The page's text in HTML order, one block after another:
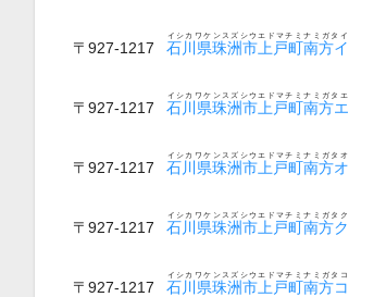
〒927-1217 石川県珠洲市上戸町南方イ
イシカワケンスズシウエドマチミナミガタイ
〒927-1217 石川県珠洲市上戸町南方エ
イシカワケンスズシウエドマチミナミガタエ
〒927-1217 石川県珠洲市上戸町南方オ
イシカワケンスズシウエドマチミナミガタオ
〒927-1217 石川県珠洲市上戸町南方ク
イシカワケンスズシウエドマチミナミガタク
〒927-1217 石川県珠洲市上戸町南方コ
イシカワケンスズシウエドマチミナミガタコ